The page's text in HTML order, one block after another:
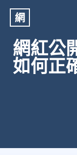
網
網紅公
如何正